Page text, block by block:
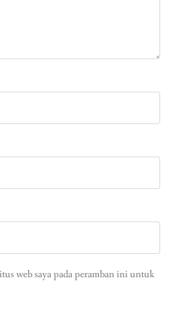
web saya pada peramban ini untuk